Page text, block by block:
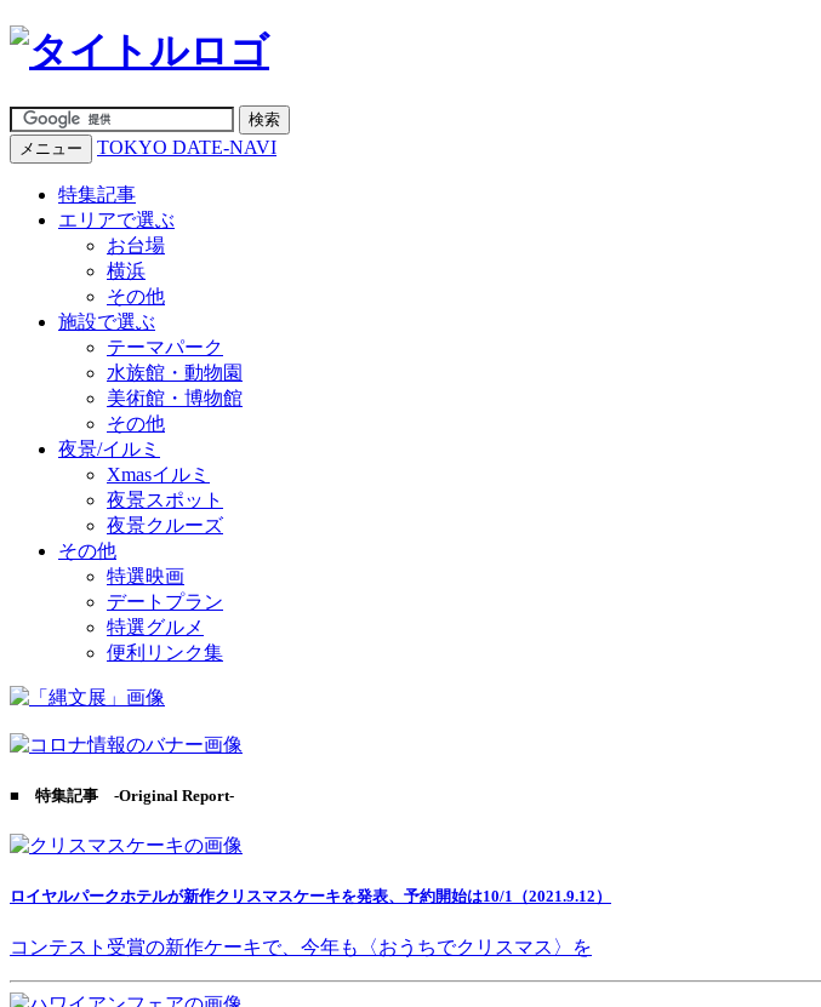
メニュー TOKYO DATE-NAVI
特集記事
エリアで選ぶ
お台場
横浜
その他
施設で選ぶ
テーマパーク
水族館・動物園
美術館・博物館
その他
夜景/イルミ
Xmasイルミ
夜景スポット
夜景クルーズ
その他
特選映画
デートプラン
特選グルメ
便利リンク集
■ 特集記事 -Original Report-
ロイヤルパークホテルが新作クリスマスケーキを発表、予約開始は10/1（2021.9.12）
コンテスト受賞の新作ケーキで、今年も〈おうちでクリスマス〉を